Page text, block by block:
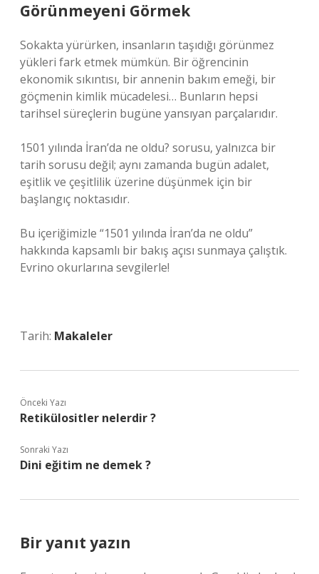
Görünmeyeni Görmek
Sokakta yürürken, insanların taşıdığı görünmez
yükleri fark etmek mümkün. Bir öğrencinin
ekonomik sıkıntısı, bir annenin bakım emeği, bir
göçmenin kimlik mücadelesi… Bunların hepsi
tarihsel süreçlerin bugüne yansıyan parçalarıdır.
1501 yılında İran’da ne oldu? sorusu, yalnızca bir
tarih sorusu değil; aynı zamanda bugün adalet,
eşitlik ve çeşitlilik üzerine düşünmek için bir
başlangıç noktasıdır.
Bu içeriğimizle “1501 yılında İran’da ne oldu”
hakkında kapsamlı bir bakış açısı sunmaya çalıştık.
Evrino okurlarına sevgilerle!
Tarih: Makaleler
Önceki Yazı
Retikülositler nelerdir ?
Sonraki Yazı
Dini eğitim ne demek ?
Bir yanıt yazın